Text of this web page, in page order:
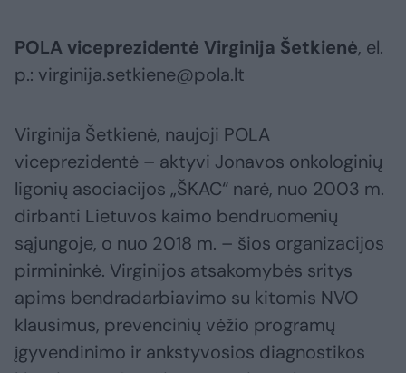
POLA viceprezidentė Virginija Šetkienė, el.
p.: virginija.setkiene@pola.lt
Virginija Šetkienė, naujoji POLA
viceprezidentė – aktyvi Jonavos onkologinių
ligonių asociacijos „ŠKAC“ narė, nuo 2003 m.
dirbanti Lietuvos kaimo bendruomenių
sąjungoje, o nuo 2018 m. – šios organizacijos
pirmininkė. Virginijos atsakomybės sritys
apims bendradarbiavimo su kitomis NVO
klausimus, prevencinių vėžio programų
įgyvendinimo ir ankstyvosios diagnostikos